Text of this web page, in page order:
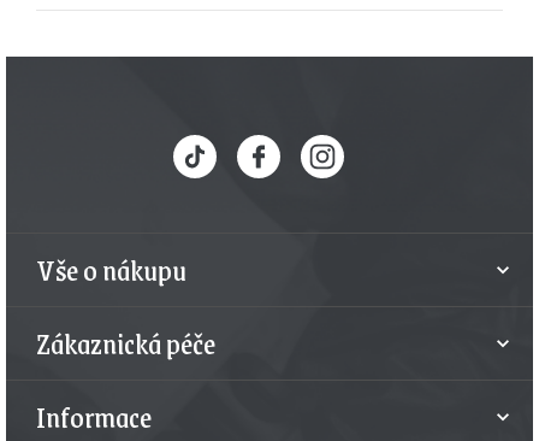
Vše o nákupu
Zákaznická péče
Informace